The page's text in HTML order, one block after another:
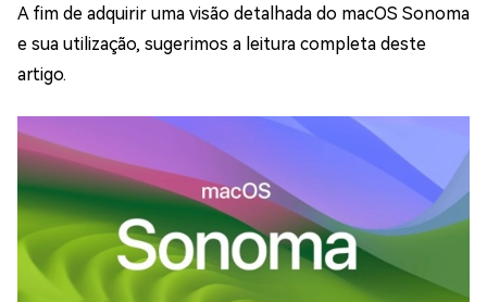
A fim de adquirir uma visão detalhada do macOS Sonoma
e sua utilização, sugerimos a leitura completa deste
artigo.